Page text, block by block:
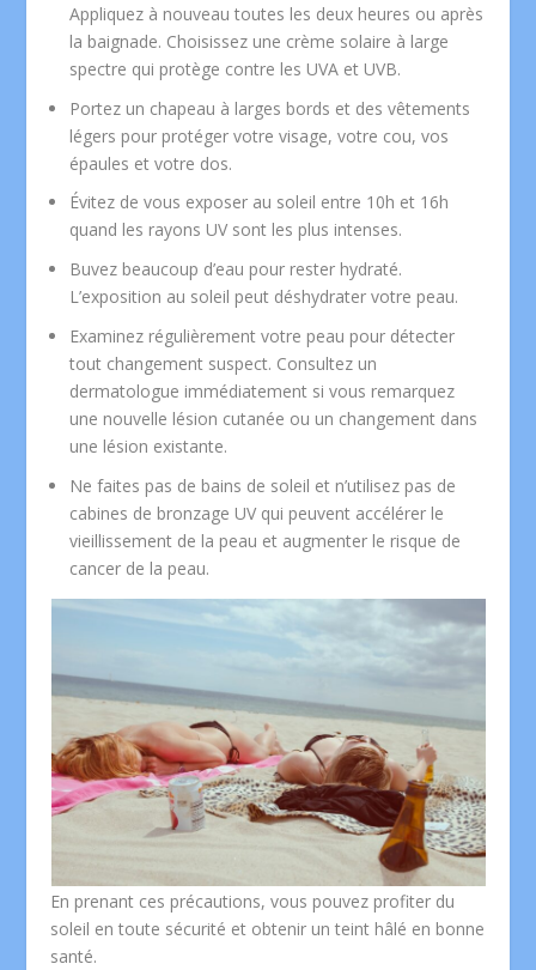
Appliquez à nouveau toutes les deux heures ou après
la baignade. Choisissez une crème solaire à large
spectre qui protège contre les UVA et UVB.
Portez un chapeau à larges bords et des vêtements
légers pour protéger votre visage, votre cou, vos
épaules et votre dos.
Évitez de vous exposer au soleil entre 10h et 16h
quand les rayons UV sont les plus intenses.
Buvez beaucoup d’eau pour rester hydraté.
L’exposition au soleil peut déshydrater votre peau.
Examinez régulièrement votre peau pour détecter
tout changement suspect. Consultez un
dermatologue immédiatement si vous remarquez
une nouvelle lésion cutanée ou un changement dans
une lésion existante.
Ne faites pas de bains de soleil et n’utilisez pas de
cabines de bronzage UV qui peuvent accélérer le
vieillissement de la peau et augmenter le risque de
cancer de la peau.
En prenant ces précautions, vous pouvez profiter du
soleil en toute sécurité et obtenir un teint hâlé en bonne
santé.